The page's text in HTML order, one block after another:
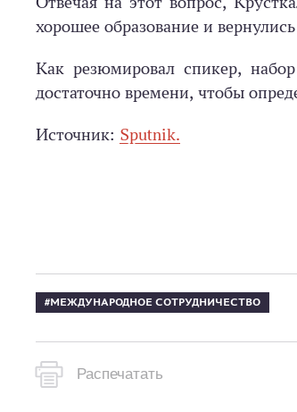
хорошее образование и
Как резюмировал спикер,
достаточно времени, чтобы
Источник: Sputnik.
МЕЖДУНАРОДНОЕ СОТРУДНИЧЕСТВО
Распечатать